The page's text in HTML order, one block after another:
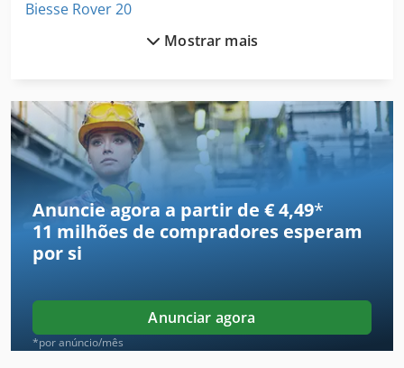
Biesse Rover 20
Biesse Rover 24
Biesse Rover 24 L
Biesse Rover 24 S
Biesse Rover 27
Biesse Rover 30
Biesse Rover 321
Biesse Rover 322
Mostrar mais
Anuncie agora a partir de € 4,49*
11 milhões de compradores esperam
por si
Anunciar agora
*por anúncio/mês